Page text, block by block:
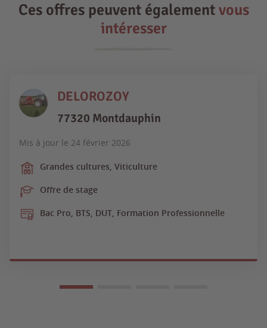
Ces offres peuvent égalementvous
intéresser
DELOROZOY
77320 Montdauphin
Mis à jour le 24 février 2026
Grandes cultures, Viticulture
Offre de stage
Bac Pro, BTS, DUT, Formation Professionnelle